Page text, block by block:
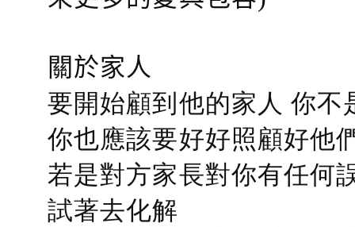
關於家人
要開始顧到他的家人 你
你也應該要好好照顧好他
若是對方家長對你有任何
試著去化解